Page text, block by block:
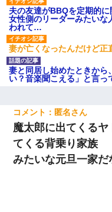
夫の友達がBBQを定期的に
女性側のリーダーみたい
われて…
妻が亡くなったんだけど正
妻と同居し始めたときから
い？音楽聞こえる」と言
匿名
魔太郎に出てくる
てくる背乗り家族
みたいな元旦一家